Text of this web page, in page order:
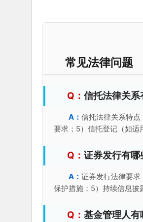
常见法律问题
信托法律关系
信托法律关系特
要求；5）信托登记（如适
证券发行有哪
证券发行法律要
保护措施；5）持续信息披
基金管理人有